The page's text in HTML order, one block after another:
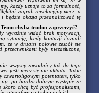
każdy uznaje to za formalność,
zagrali rewelacyjny mecz, a
będzie okazja przeanalizować tę
chyba trudno zaprzeczyć?
wyraźnie widać brak motywacji,
sytuację, kiedy kontuzji doznali
że w drugiej połowie zespół się
były niezasłużone,
wszyscy zawodnicy tak do tego
jeśli mecz się nie układa. Takie
czwartoligowym potentatem, tylko
po bardzo dobrym występie ze
skoro chcą być profesjonalistami,